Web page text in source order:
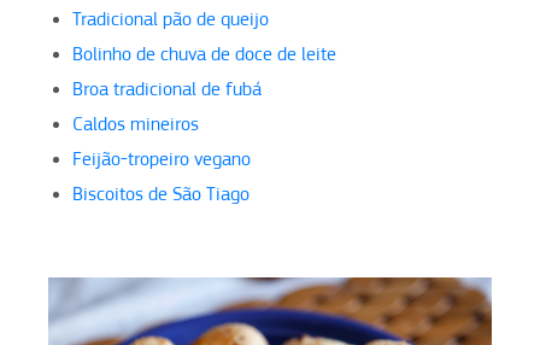
Tradicional pão de queijo
Bolinho de chuva de doce de leite
Broa tradicional de fubá
Caldos mineiros
Feijão-tropeiro vegano
Biscoitos de São Tiago